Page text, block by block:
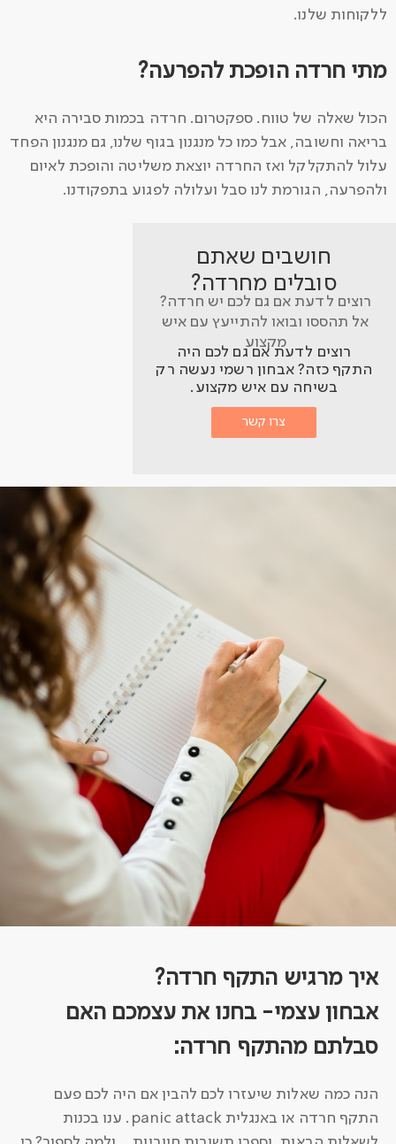
ללקוחות שלנו.
מתי חרדה הופכת להפרעה?
הכול שאלה של טווח. ספקטרום. חרדה בכמות סבירה היא
בריאה וחשובה, אבל כמו כל מנגנון בגוף שלנו, גם מנגנון הפחד
עלול להתקלקל ואז החרדה יוצאת משליטה והופכת לאיום
ולהפרעה, הגורמת לנו סבל ועלולה לפגוע בתפקודנו.
חושבים שאתם
סובלים מחרדה?
רוצים לדעת אם גם לכם יש חרדה?
אל תהססו ובואו להתייעץ עם איש
מקצוע
רוצים לדעת אם גם לכם היה
התקף כזה? אבחון רשמי נעשה רק
בשיחה עם איש מקצוע.
צרו קשר
איך מרגיש התקף חרדה?
אבחון עצמי- בחנו את עצמכם האם
סבלתם מהתקף חרדה:
הנה כמה שאלות שיעזרו לכם להבין אם היה לכם פעם
התקף חרדה או באנגלית panic attack. ענו בכנות